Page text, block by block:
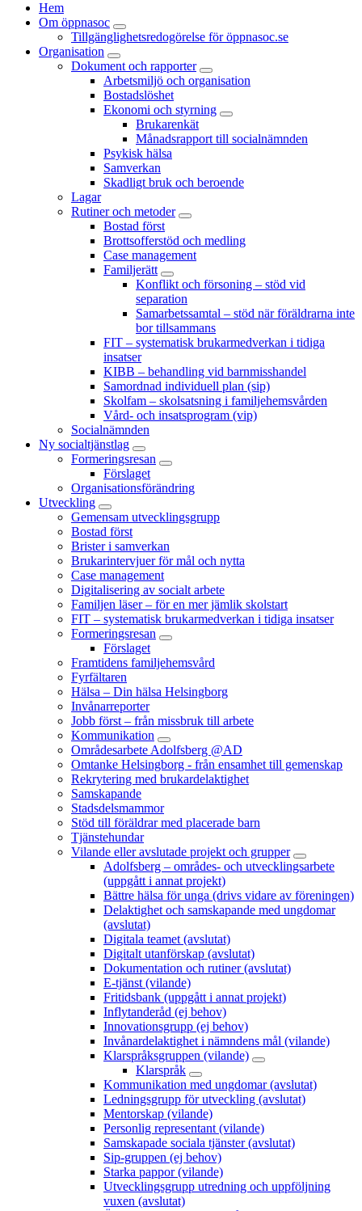
Hem
Om öppnasoc
Tillgänglighetsredogörelse för öppnasoc.se
Organisation
Dokument och rapporter
Arbetsmiljö och organisation
Bostadslöshet
Ekonomi och styrning
Brukarenkät
Månadsrapport till socialnämnden
Psykisk hälsa
Samverkan
Skadligt bruk och beroende
Lagar
Rutiner och metoder
Bostad först
Brottsofferstöd och medling
Case management
Familjerätt
Konflikt och försoning – stöd vid
separation
Samarbetssamtal – stöd när föräldrarna inte
bor tillsammans
FIT – systematisk brukarmedverkan i tidiga
insatser
KIBB – behandling vid barnmisshandel
Samordnad individuell plan (sip)
Skolfam – skolsatsning i familjehemsvården
Vård- och insatsprogram (vip)
Socialnämnden
Ny socialtjänstlag
Formeringsresan
Förslaget
Organisationsförändring
Utveckling
Gemensam utvecklingsgrupp
Bostad först
Brister i samverkan
Brukarintervjuer för mål och nytta
Case management
Digitalisering av socialt arbete
Familjen läser – för en mer jämlik skolstart
FIT – systematisk brukarmedverkan i tidiga insatser
Formeringsresan
Förslaget
Framtidens familjehemsvård
Fyrfältaren
Hälsa – Din hälsa Helsingborg
Invånarreporter
Jobb först – från missbruk till arbete
Kommunikation
Områdesarbete Adolfsberg @AD
Omtanke Helsingborg - från ensamhet till gemenskap
Rekrytering med brukardelaktighet
Samskapande
Stadsdelsmammor
Stöd till föräldrar med placerade barn
Tjänstehundar
Vilande eller avslutade projekt och grupper
Adolfsberg – områdes- och utvecklingsarbete
(uppgått i annat projekt)
Bättre hälsa för unga (drivs vidare av föreningen)
Delaktighet och samskapande med ungdomar
(avslutat)
Digitala teamet (avslutat)
Digitalt utanförskap (avslutat)
Dokumentation och rutiner (avslutat)
E-tjänst (vilande)
Fritidsbank (uppgått i annat projekt)
Inflytanderåd (ej behov)
Innovationsgrupp (ej behov)
Invånardelaktighet i nämndens mål (vilande)
Klarspråksgruppen (vilande)
Klarspråk
Kommunikation med ungdomar (avslutat)
Ledningsgrupp för utveckling (avslutat)
Mentorskap (vilande)
Personlig representant (vilande)
Samskapade sociala tjänster (avslutat)
Sip-gruppen (ej behov)
Starka pappor (vilande)
Utvecklingsgrupp utredning och uppföljning
vuxen (avslutat)